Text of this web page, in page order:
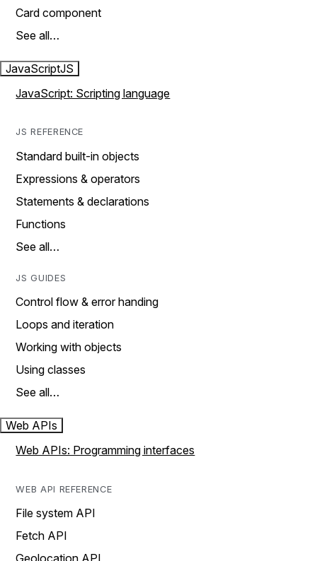
Card component
See all…
JavaScriptJS
JavaScript: Scripting language
JS REFERENCE
Standard built-in objects
Expressions & operators
Statements & declarations
Functions
See all…
JS GUIDES
Control flow & error handing
Loops and iteration
Working with objects
Using classes
See all…
Web APIs
Web APIs: Programming interfaces
WEB API REFERENCE
File system API
Fetch API